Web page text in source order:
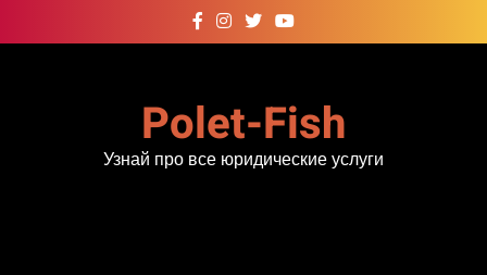
к
Polet-Fish
Узнай про все юридические услуги